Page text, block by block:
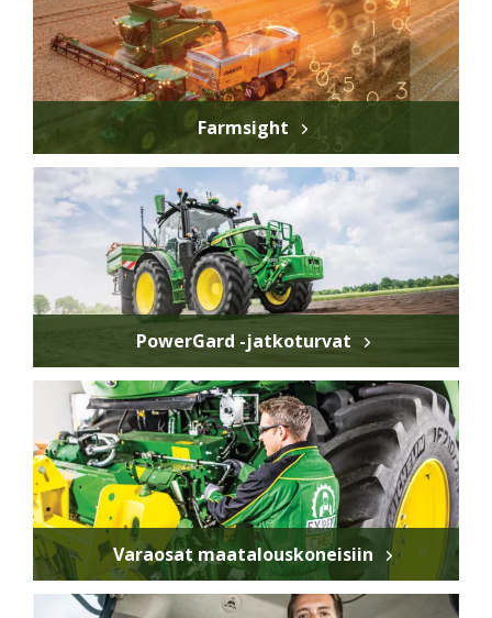
Farmsight
PowerGard -jatkoturvat
Varaosat maatalouskoneisiin